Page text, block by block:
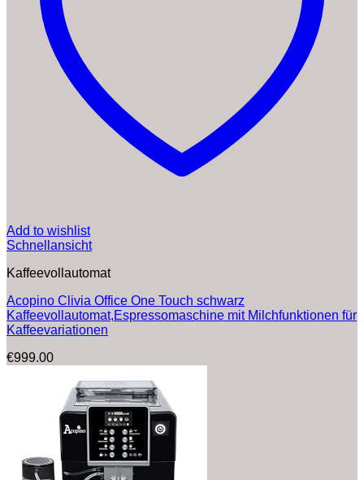
Add to wishlist
Schnellansicht
Kaffeevollautomat
Acopino Clivia Office One Touch schwarz
Kaffeevollautomat,Espressomaschine mit Milchfunktionen für
Kaffeevariationen
€999.00